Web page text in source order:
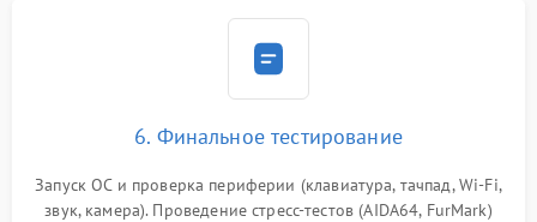
6. Финальное тестирование
Запуск ОС и проверка периферии (клавиатура, тачпад, Wi-Fi,
звук, камера). Проведение стресс-тестов (AIDA64, FurMark)